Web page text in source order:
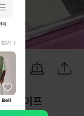
트테이프